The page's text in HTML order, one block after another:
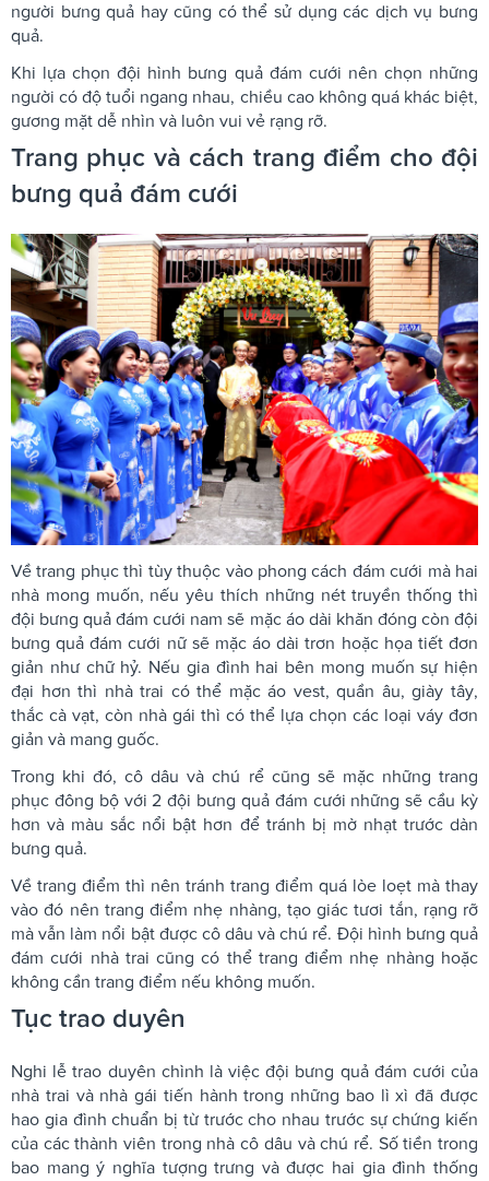
người bưng quả hay cũng có thể sử dụng các dịch vụ bưng
quả.
Khi lựa chọn đội hình bưng quả đám cưới nên chọn những
người có độ tuổi ngang nhau, chiều cao không quá khác biệt,
gương mặt dễ nhìn và luôn vui vẻ rạng rỡ.
Trang phục và cách trang điểm cho đội
bưng quả đám cưới
Về trang phục thì tùy thuộc vào phong cách đám cưới mà hai
nhà mong muốn, nếu yêu thích những nét truyền thống thì
đội bưng quả đám cưới nam sẽ mặc áo dài khăn đóng còn đội
bưng quả đám cưới nữ sẽ mặc áo dài trơn hoặc họa tiết đơn
giản như chữ hỷ. Nếu gia đình hai bên mong muốn sự hiện
đại hơn thì nhà trai có thể mặc áo vest, quần âu, giày tây,
thắc cà vạt, còn nhà gái thì có thể lựa chọn các loại váy đơn
giản và mang guốc.
Trong khi đó, cô dâu và chú rể cũng sẽ mặc những trang
phục đông bộ với 2 đội bưng quả đám cưới những sẽ cầu kỳ
hơn và màu sắc nổi bật hơn để tránh bị mờ nhạt trước dàn
bưng quả.
Về trang điểm thì nên tránh trang điểm quá lòe loẹt mà thay
vào đó nên trang điểm nhẹ nhàng, tạo giác tươi tắn, rạng rỡ
mà vẫn làm nổi bật được cô dâu và chú rể. Đội hình bưng quả
đám cưới nhà trai cũng có thể trang điểm nhẹ nhàng hoặc
không cần trang điểm nếu không muốn.
Tục trao duyên
Nghi lễ trao duyên chình là việc đội bưng quả đám cưới của
nhà trai và nhà gái tiến hành trong những bao lì xì đã được
hao gia đình chuẩn bị từ trước cho nhau trước sự chứng kiến
của các thành viên trong nhà cô dâu và chú rể. Số tiền trong
bao mang ý nghĩa tượng trưng và được hai gia đình thống